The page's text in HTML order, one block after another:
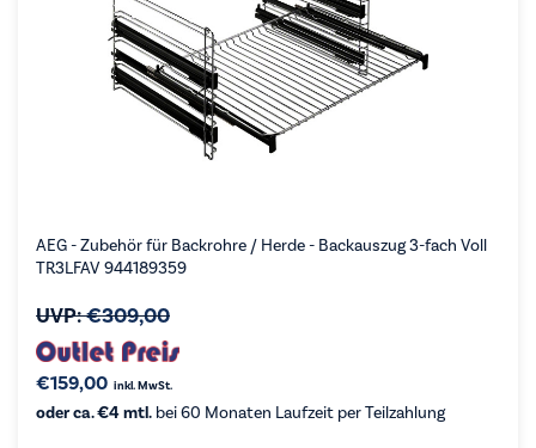
AEG - Zubehör für Backrohre / Herde - Backauszug 3-fach Voll
TR3LFAV 944189359
UVP:€309,00
€159,00 inkl. MwSt.
oder ca. €4 mtl. bei 60 Monaten Laufzeit per Teilzahlung